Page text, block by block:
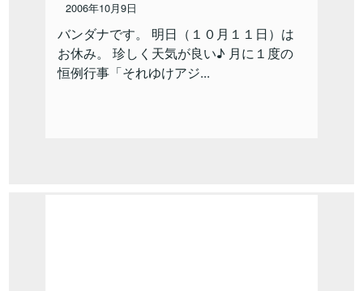
2006年10月9日
バンダナです。 明日（１０月１１日）は
お休み。 珍しく天気が良い♪ 月に１度の
恒例行事「それゆけアジ...